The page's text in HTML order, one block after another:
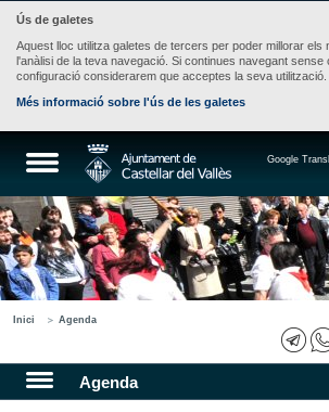
Ús de galetes
Aquest lloc utilitza galetes de tercers per poder millorar
l'anàlisi de la teva navegació. Si continues navegant sense
configuració considerarem que acceptes la seva utilització.
Més informació sobre l'ús de les galetes
Google
Inici Agenda
Agenda